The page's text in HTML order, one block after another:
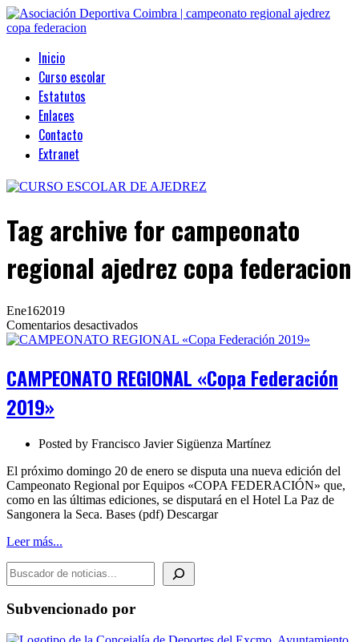
Inicio
Curso escolar
Estatutos
Enlaces
Contacto
Extranet
Tag archive for campeonato
regional ajedrez copa federacion
Ene162019
Comentarios desactivadosen
CAMPEONATO
Federación
CAMPEONATO REGIONAL «Copa Federación
2019»
Posted by Francisco Javier Sigüenza Martínez
El próximo domingo 20 de enero se disputa una nueva edición del
Campeonato Regional por Equipos «COPA FEDERACIÓN» que,
como en las últimas ediciones, se disputará en el Hotel La Paz de
Sangonera la Seca. Bases (pdf) Descargar
Leer más...
BUSCADOR DE NOTICIAS
Subvencionado por